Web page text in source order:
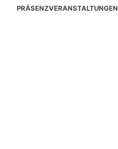
PRÄSENZVERANSTALTUNGEN